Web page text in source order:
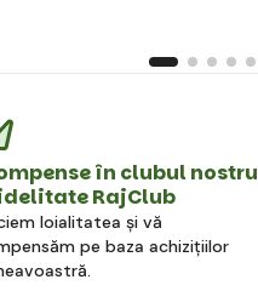
în clubul nostru
RajClub
loialitatea și vă
pe baza achizițiilor